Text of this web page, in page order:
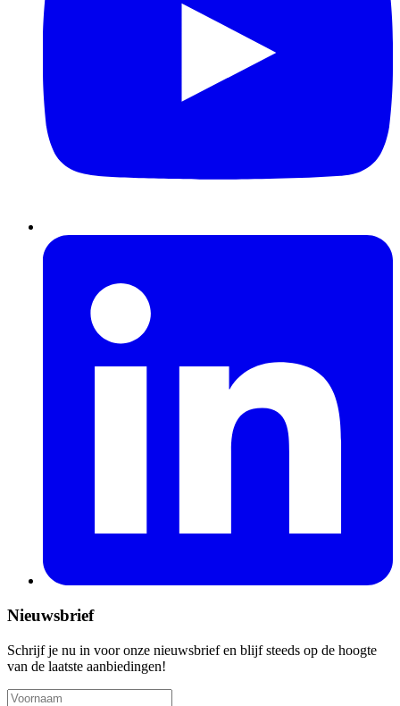
Nieuwsbrief
Schrijf je nu in voor onze nieuwsbrief en blijf steeds op de hoogte
van de laatste aanbiedingen!